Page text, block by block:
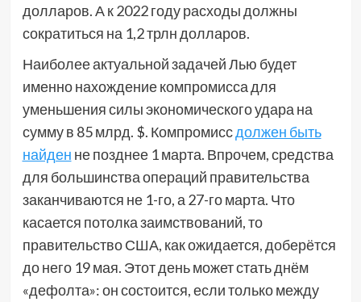
долларов. А к 2022 году расходы должны
сократиться на 1,2 трлн долларов.
Наиболее актуальной задачей Лью будет
именно нахождение компромисса для
уменьшения силы экономического удара на
сумму в 85 млрд. $. Компромиссдолжен быть
найден не позднее 1 марта. Впрочем, средства
для большинства операций правительства
заканчиваются не 1-го, а 27-го марта. Что
касается потолка заимствований, то
правительство США, как ожидается, доберётся
до него 19 мая. Этот день может стать днём
«дефолта»: он состоится, если только между